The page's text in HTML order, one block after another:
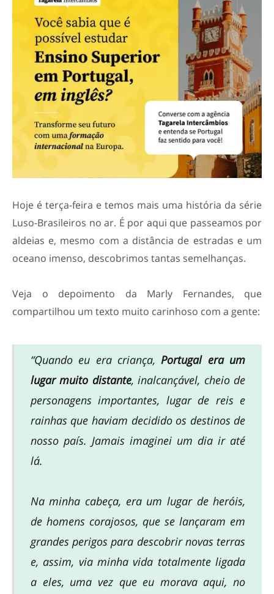
Hoje é terça-feira e temos mais uma história da série
Luso-Brasileiros no ar. É por aqui que passeamos por
aldeias e, mesmo com a distância de estradas e um
oceano imenso, descobrimos tantas semelhanças.
Veja o depoimento da Marly Fernandes, que
compartilhou um texto muito carinhoso com a gente:
“Quando eu era criança,Portugal era um
lugar muito distante, inalcançável, cheio de
personagens importantes, lugar de reis e
rainhas que haviam decidido os destinos de
nosso país. Jamais imaginei um dia ir até
lá.
Na minha cabeça, era um lugar de heróis,
de homens corajosos, que se lançaram em
grandes perigos para descobrir novas terras
e, assim, via minha vida totalmente ligada
a eles, uma vez que eu morava aqui, no